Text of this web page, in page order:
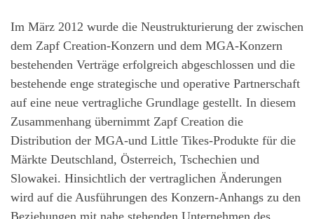
Im März 2012 wurde die Neustrukturierung der zwischen
dem Zapf Creation-Konzern und dem MGA-Konzern
bestehenden Verträge erfolgreich abgeschlossen und die
bestehende enge strategische und operative Partnerschaft
auf eine neue vertragliche Grundlage gestellt. In diesem
Zusammenhang übernimmt Zapf Creation die
Distribution der MGA-und Little Tikes-Produkte für die
Märkte Deutschland, Österreich, Tschechien und
Slowakei. Hinsichtlich der vertraglichen Änderungen
wird auf die Ausführungen des Konzern-Anhangs zu den
Beziehungen mit nahe stehenden Unternehmen des